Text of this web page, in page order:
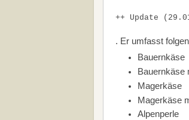
++ Update
. Er umfasst
Bauernkäse
Bauernkäse
Magerkäse
Magerkäse
Alpenperle